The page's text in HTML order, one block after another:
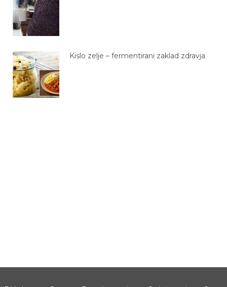
Kislo zelje – fermentirani zaklad zdravja